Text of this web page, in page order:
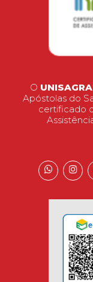
O
Apóstolas do
certificado